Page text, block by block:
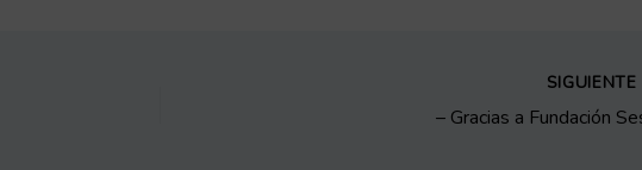
SIGUIENTE
– Gracias a Fundación